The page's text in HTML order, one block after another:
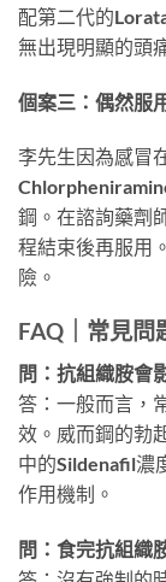
配第二代的
無出現明顯的頭
個案三：偶然服
李先生因為感冒
鋼。在諮詢藥劑
程結束後再服用
險。
FAQ｜常見問
問：抗組織胺會
答：一般而言，
效。威而鋼的勃
中的Sildenafil濃
作用機制。
問：食完抗組織